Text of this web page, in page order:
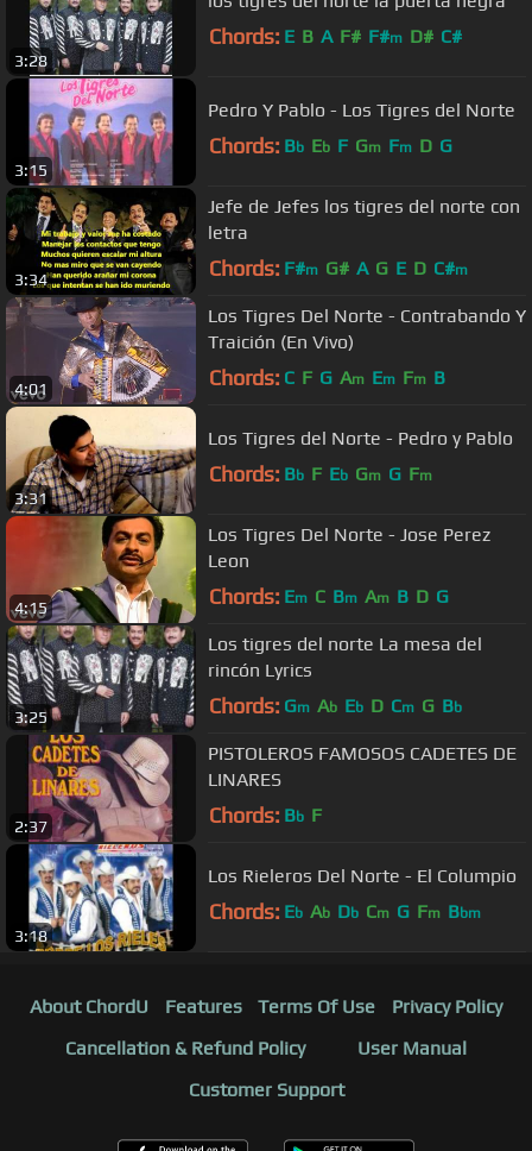
3:28
Chords: E B A F# F#m D# C#
3:15
Pedro Y Pablo - Los Tigres del Norte
Chords: Bb Eb F Gm Fm D G
3:34
Jefe de Jefes los tigres del norte con
letra
Chords: F#m G# A G E D C#m
4:01
Los Tigres Del Norte - Contrabando Y
Traición (En Vivo)
Chords: C F G Am Em Fm B
3:31
Los Tigres del Norte - Pedro y Pablo
Chords: Bb F Eb Gm G Fm
4:15
Los Tigres Del Norte - Jose Perez
Leon
Chords: Em C Bm Am B D G
3:25
Los tigres del norte La mesa del
rincón Lyrics
Chords: Gm Ab Eb D Cm G Bb
2:37
PISTOLEROS FAMOSOS CADETES DE
LINARES
Chords: Bb F
3:18
Los Rieleros Del Norte - El Columpio
Chords: Eb Ab Db Cm G Fm Bbm
About ChordU Features Terms Of Use
Privacy Policy
Cancellation & Refund Policy
User Manual
Customer Support